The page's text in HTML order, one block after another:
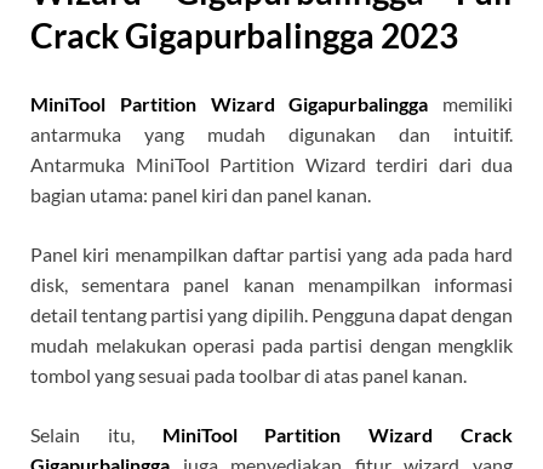
Crack Gigapurbalingga 2023
MiniTool Partition Wizard Gigapurbalingga memiliki
antarmuka yang mudah digunakan dan intuitif.
Antarmuka MiniTool Partition Wizard terdiri dari dua
bagian utama: panel kiri dan panel kanan.
Panel kiri menampilkan daftar partisi yang ada pada hard
disk, sementara panel kanan menampilkan informasi
detail tentang partisi yang dipilih. Pengguna dapat dengan
mudah melakukan operasi pada partisi dengan mengklik
tombol yang sesuai pada toolbar di atas panel kanan.
Selain itu, MiniTool Partition Wizard Crack
Gigapurbalingga juga menyediakan fitur wizard yang